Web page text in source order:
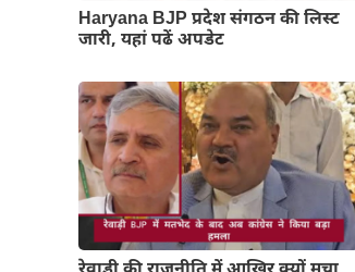
Haryana BJP प्रदेश संगठन की लिस्ट
जारी, यहां पढें अपडेट